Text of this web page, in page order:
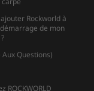
Rockworld à
de mon
Aux Questions)
ROCKWORLD